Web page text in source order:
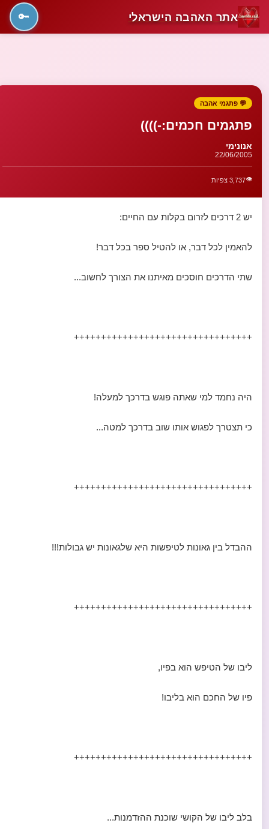
אתר האהבה הישראלי 🔑
💬 פתגמי אהבה
פתגמים חכמים:-))))
אנונימי
22/06/2005
👁️3,737 צפיות
יש 2 דרכים לזרום בקלות עם החיים:
להאמין לכל דבר, או להטיל ספר בכל דבר!
שתי הדרכים חוסכים מאיתנו את הצורך לחשוב...
+++++++++++++++++++++++++++++++++
היה נחמד למי שאתה פוגש בדרכך למעלה!
כי תצטרך לפגוש אותו שוב בדרכך למטה...
+++++++++++++++++++++++++++++++++
ההבדל בין גאונות לטיפשות היא שלגאונות יש גבולות!!!
+++++++++++++++++++++++++++++++++
ליבו של הטיפש הוא בפיו,
פיו של החכם הוא בליבו!
+++++++++++++++++++++++++++++++++
בלב ליבו של הקושי שוכנת ההזדמנות...